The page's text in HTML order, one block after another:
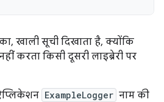
खाली सूची दिखाता है, क्योंकि
करता किसी दूसरी लाइब्रेरी पर
ExampleLogger नाम की